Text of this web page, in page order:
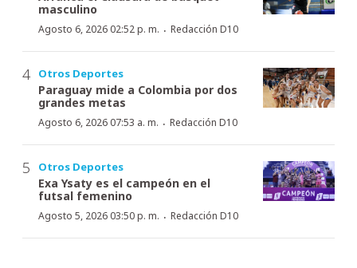
masculino
Agosto 6, 2026 02:52 p. m. · Redacción D10
Otros Deportes
Paraguay mide a Colombia por dos
grandes metas
Agosto 6, 2026 07:53 a. m. · Redacción D10
Otros Deportes
Exa Ysaty es el campeón en el
futsal femenino
Agosto 5, 2026 03:50 p. m. · Redacción D10